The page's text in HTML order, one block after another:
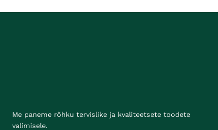
Valikuid
Me paneme rõhku tervislike ja kvaliteetsete toodete
valimisele.